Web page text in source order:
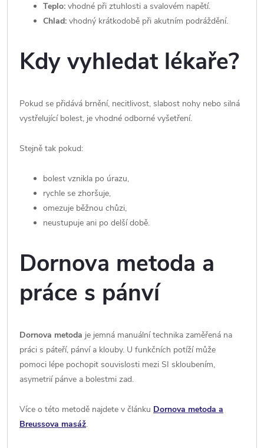
Teplo: vhodné při ztuhlosti a svalovém napětí.
Chlad: vhodný krátkodobě při akutním podráždění.
Kdy vyhledat lékaře?
Pokud se přidává brnění, necitlivost, slabost nohy nebo silná
vystřelující bolest, je vhodné odborné vyšetření.
Stejně tak pokud:
bolest vznikla po úrazu,
rychle se zhoršuje,
omezuje běžnou chůzi,
neustupuje ani po delší době.
Dornova metoda a
práce s pánví
Dornova metoda je jemná manuální technika zaměřená na
práci s páteří, pánví a klouby. U funkčních potíží může
pomoci lépe pochopit souvislosti mezi SI skloubením,
asymetrií pánve a bolestmi zad.
Více o této metodě najdete v článku Dornova metoda a
Breussova masáž.